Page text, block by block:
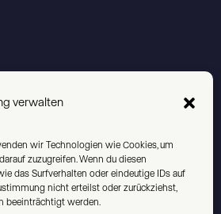
verwalten
wir Technologien wie Cookies, um
zuzugreifen. Wenn du diesen
das Surfverhalten oder eindeutige IDs auf
nicht erteilst oder zurückziehst,
beeinträchtigt werden.